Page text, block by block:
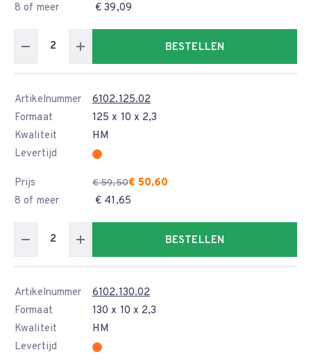
8 of meer € 39,09
BESTELLEN
Artikelnummer
6102.125.02
Formaat
125 x 10 x 2,3
Kwaliteit
HM
Levertijd
Prijs € 59,50€ 50,60
8 of meer
€ 41,65
BESTELLEN
Artikelnummer
6102.130.02
Formaat
130 x 10 x 2,3
Kwaliteit
HM
Levertijd